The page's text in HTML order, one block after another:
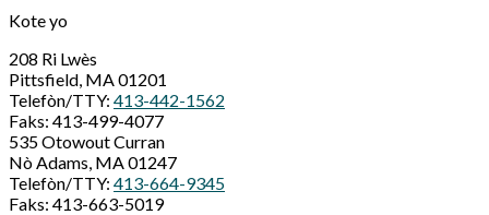
Kote yo
208 Ri Lwès
Pittsfield, MA 01201
Telefòn/TTY: 413-442-1562
Faks: 413-499-4077
535 Otowout Curran
Nò Adams, MA 01247
Telefòn/TTY: 413-664-9345
Faks: 413-663-5019